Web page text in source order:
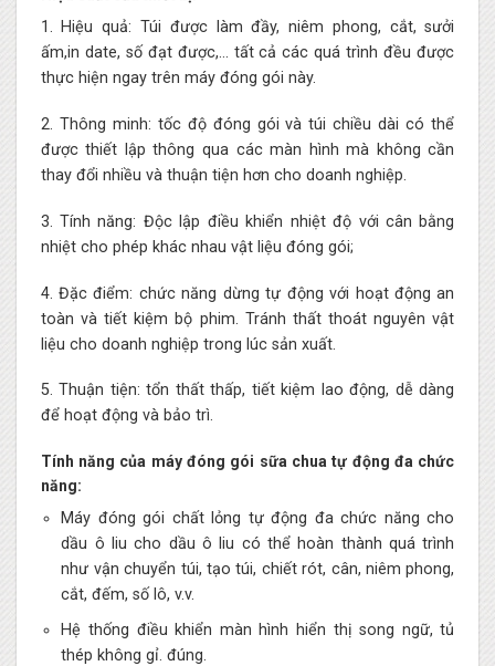
1. Hiệu quả: Túi được làm đầy, niêm phong, cắt, sưởi
ấm,in date, số đạt được,… tất cả các quá trình đều được
thực hiện ngay trên máy đóng gói này.
2. Thông minh: tốc độ đóng gói và túi chiều dài có thể
được thiết lập thông qua các màn hình mà không cần
thay đổi nhiều và thuận tiện hơn cho doanh nghiệp.
3. Tính năng: Độc lập điều khiển nhiệt độ với cân bằng
nhiệt cho phép khác nhau vật liệu đóng gói;
4. Đặc điểm: chức năng dừng tự động với hoạt động an
toàn và tiết kiệm bộ phim. Tránh thất thoát nguyên vật
liệu cho doanh nghiệp trong lúc sản xuất.
5. Thuận tiện: tổn thất thấp, tiết kiệm lao động, dễ dàng
để hoạt động và bảo trì.
Tính năng của máy đóng gói sữa chua tự động đa chức
năng:
Máy đóng gói chất lỏng tự động đa chức năng cho
dầu ô liu cho dầu ô liu có thể hoàn thành quá trình
như vận chuyển túi, tạo túi, chiết rót, cân, niêm phong,
cắt, đếm, số lô, v.v.
Hệ thống điều khiển màn hình hiển thị song ngữ, tủ
thép không gỉ. đúng.